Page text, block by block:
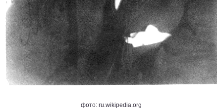
фото: ru.wikipedia.org